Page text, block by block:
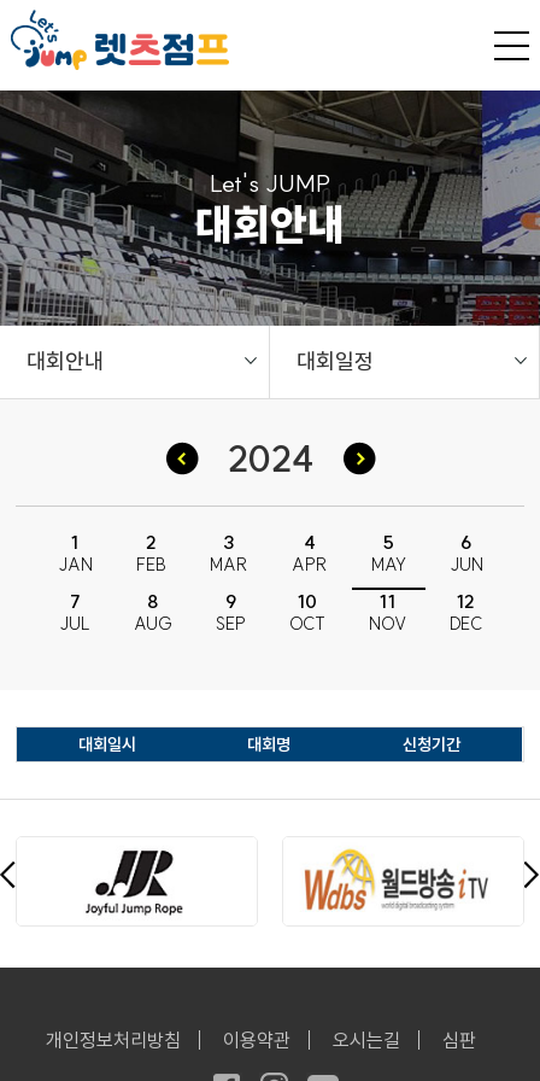
Let's JUMP
대회안내
대회안내 대회일정
2024
1
JAN
2
FEB
3
MAR
4
APR
5
MAY
6
JUN
7
JUL
8
AUG
9
SEP
10
OCT
11
NOV
12
DEC
대회일시 대회명 신청기간
개인정보처리방침 이용약관 오시는길 심판